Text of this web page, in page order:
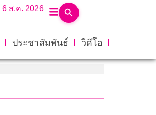
6 ส.ค. 2026
ประชาสัมพันธ์
วิดีโอ